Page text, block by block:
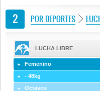
POR DEPORTES
LUCHA LIBRE
Femenino
- 48kg
Octavos